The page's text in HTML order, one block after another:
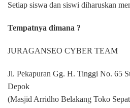
Setiap siswa dan siswi diharuskan
Tempatnya dimana ?
JURAGANSEO CYBER TEAM
Jl. Pekapuran Gg. H. Tinggi No. 65
Depok
(Masjid Arridho Belakang Toko